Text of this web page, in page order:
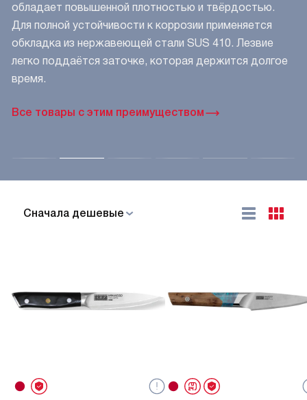
обладает повышенной плотностью и твёрдостью.
Для полной устойчивости к коррозии применяется
обкладка из нержавеющей стали SUS 410. Лезвие
легко поддаётся заточке, которая держится долгое
время.
Все товары с этим преимуществом
Cначала дешевые